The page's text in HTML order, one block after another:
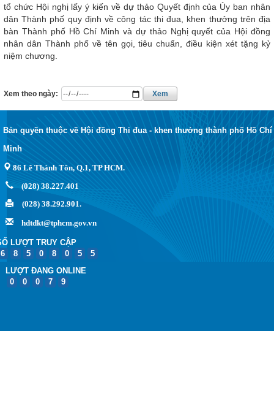
tổ chức Hội nghị lấy ý kiến về dự thảo Quyết định của Ủy ban nhân
dân Thành phố quy định về công tác thi đua, khen thưởng trên địa
bàn Thành phố Hồ Chí Minh và dự thảo Nghị quyết của Hội đồng
nhân dân Thành phố về tên gọi, tiêu chuẩn, điều kiện xét tặng kỷ
niệm chương.
Xem theo ngày: Xem
Bản quyền thuộc về Hội đồng Thi đua - khen thưởng thành phố Hồ Chí
Minh
86 Lê Thánh Tôn, Q.1, TP HCM.
(028) 38.227.401
(028) 38.292.901.
hdtdkt@tphcm.gov.vn
LƯỢT TRUY CẬP
6
8 5 0 8 0 5
5
LƯỢT ĐANG ONLINE
0
0 0 7 9